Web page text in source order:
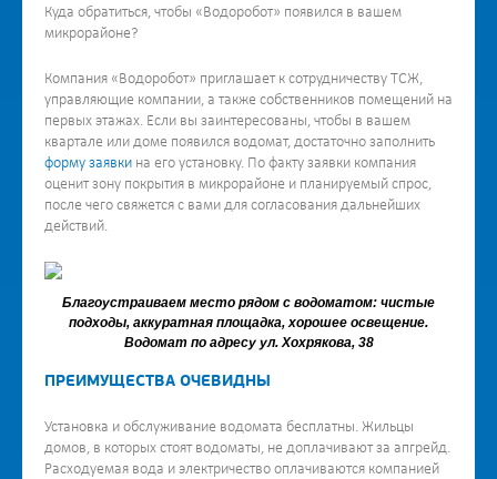
Куда обратиться, чтобы «Водоробот» появился в вашем
микрорайоне?
Компания «Водоробот» приглашает к сотрудничеству ТСЖ,
управляющие компании, а также собственников помещений на
первых этажах. Если вы заинтересованы, чтобы в вашем
квартале или доме появился водомат, достаточно заполнить
форму заявки на его установку. По факту заявки компания
оценит зону покрытия в микрорайоне и планируемый спрос,
после чего свяжется с вами для согласования дальнейших
действий.
Благоустраиваем место рядом с водоматом: чистые
подходы, аккуратная площадка, хорошее освещение.
Водомат по адресу ул. Хохрякова, 38
ПРЕИМУЩЕСТВА ОЧЕВИДНЫ
Установка и обслуживание водомата бесплатны. Жильцы
домов, в которых стоят водоматы, не доплачивают за апгрейд.
Расходуемая вода и электричество оплачиваются компанией